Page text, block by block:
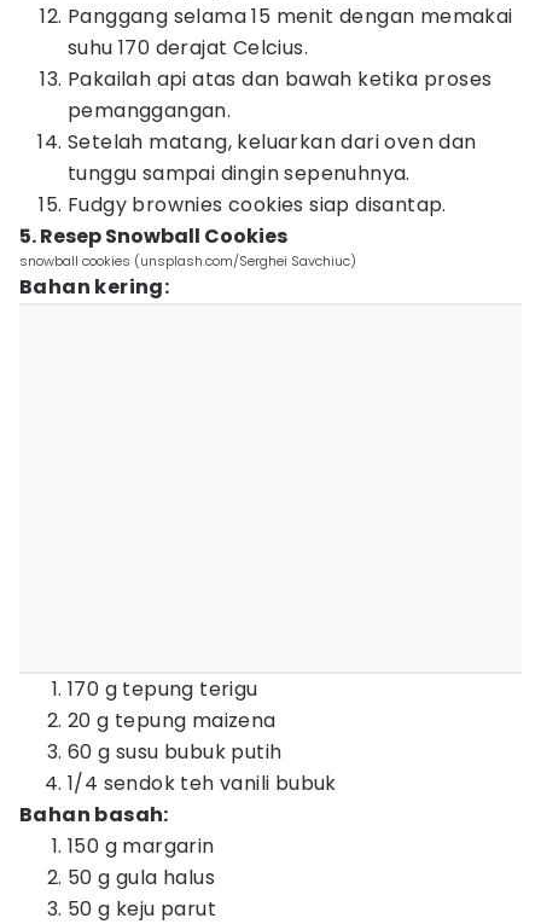
Panggang selama 15 menit dengan memakai
suhu 170 derajat Celcius.
Pakailah api atas dan bawah ketika proses
pemanggangan.
Setelah matang, keluarkan dari oven dan
tunggu sampai dingin sepenuhnya.
Fudgy brownies cookies siap disantap.
5. Resep Snowball Cookies
snowball cookies (unsplash.com/Serghei Savchiuc)
Bahan kering:
170 g tepung terigu
20 g tepung maizena
60 g susu bubuk putih
1/4 sendok teh vanili bubuk
Bahan basah:
150 g margarin
50 g gula halus
50 g keju parut